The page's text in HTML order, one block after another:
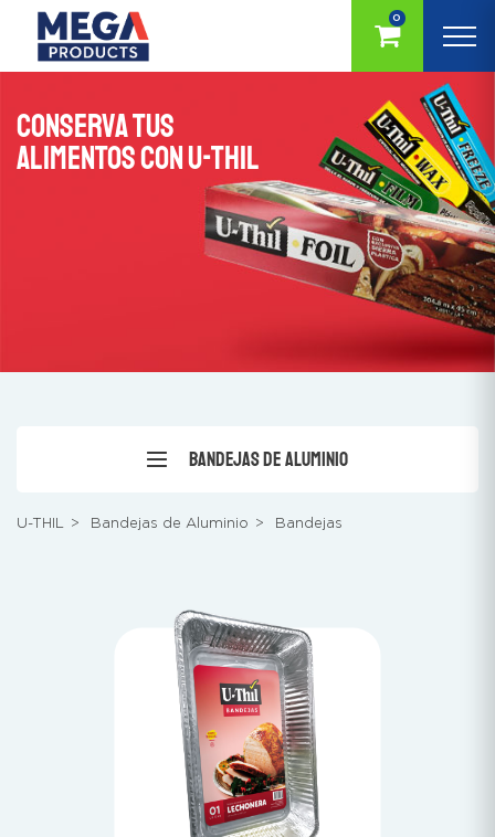
0
CONSERVA TUS
ALIMENTOS CON U-THIL
Bandejas de Aluminio
U-THIL > Bandejas de Aluminio > Bandejas